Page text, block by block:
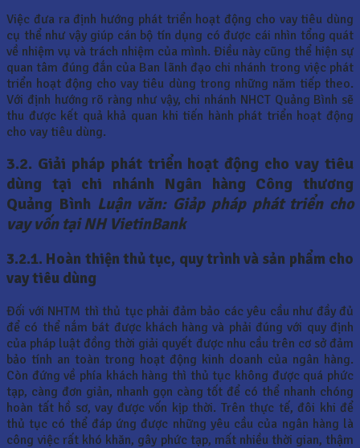
Việc đưa ra định hướng phát triển hoạt động cho vay tiêu dùng
cụ thể như vậy giúp cán bộ tín dụng có được cái nhìn tổng quát
về nhiệm vụ và trách nhiệm của mình. Điều này cũng thể hiện sự
quan tâm đúng đắn của Ban lãnh đạo chi nhánh trong việc phát
triển hoạt động cho vay tiêu dùng trong những năm tiếp theo.
Với định hướng rõ ràng như vậy, chi nhánh NHCT Quảng Bình sẽ
thu được kết quả khả quan khi tiến hành phát triển hoạt động
cho vay tiêu dùng.
3.2. Giải pháp phát triển hoạt động cho vay tiêu
dùng tại chi nhánh Ngân hàng Công thương
Quảng Bình Luận văn: Giảp pháp phát triển cho
vay vốn tại NH VietinBank
3.2.1. Hoàn thiện thủ tục, quy trình và sản phẩm cho
vay tiêu dùng
Đối với NHTM thì thủ tục phải đảm bảo các yêu cầu như đầy đủ
để có thể nắm bát được khách hàng và phải đúng với quy định
của pháp luật đồng thời giải quyết được nhu cầu trên cơ sở đảm
bảo tính an toàn trong hoạt động kinh doanh của ngân hàng.
Còn đứng về phía khách hàng thì thủ tục không được quá phức
tạp, càng đơn giản, nhanh gọn càng tốt để có thể nhanh chóng
hoàn tất hồ sơ, vay được vốn kịp thời. Trên thực tế, đôi khi để
thủ tục có thể đáp ứng được những yêu cầu của ngân hàng là
công việc rất khó khăn, gây phức tạp, mất nhiều thời gian, thậm